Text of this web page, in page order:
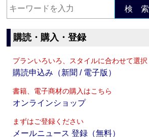
検 索
購読・購入・登録
プランいろいろ、スタイルに合わせて選択
購読申込み（新聞 / 電子版）
書籍、電子商材の購入はこちら
オンラインショップ
まずはご登録ください
メールニュース 登録（無料）